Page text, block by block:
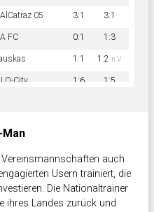
05 3:1 3:1
FC 0:1 1:3
1:1 1:2 n.V.
City 1:6 1:5
auch
Usern trainiert, die
Die Nationaltrainer
ihres Landes zurück und